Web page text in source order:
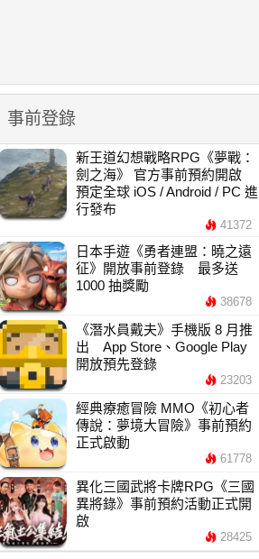
事前登錄
新王道幻想戰略RPG《夢戰：
劍之海》 官方事前預約開啟
預定全球 iOS / Android / PC 進
行發布
41372
日本手遊《勇者連盟：曉之遠
征》開放事前登錄 最多送
1000 抽獎勵
38678
《潛水員戴夫》手機版 8 月推
出 App Store、Google Play
開放預先登錄
23203
經典療癒冒險 MMO《初心者
傳說：夢境大冒險》事前預約
正式啟動
61778
異化三國武將卡牌RPG《三國
異將錄》事前預約活動正式開
啟
28425